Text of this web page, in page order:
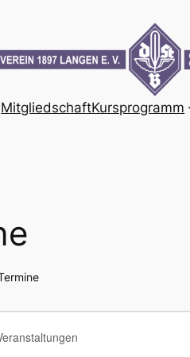
MitgliedschaftKursprogramm